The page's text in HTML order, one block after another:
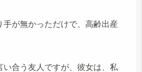
手が無かっただけで、高齢出産
い合う友人ですが、彼女は、私